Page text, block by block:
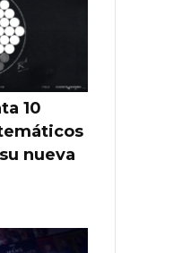
10
nueva